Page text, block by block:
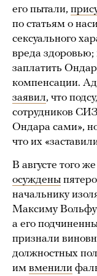
его пытали,
по статьям о
сексуального
вреда здоровью;
заплатить
компенсации.
заявил, что
сотрудников
Ондара сами»,
что их
В августе того
осуждены
начальнику
Максиму Вольфу
а его
признали
должностных
им вменили